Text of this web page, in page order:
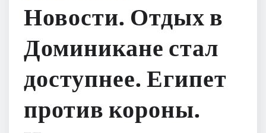
Новости. Отдых в
Доминикане стал
доступнее. Египет
против короны.